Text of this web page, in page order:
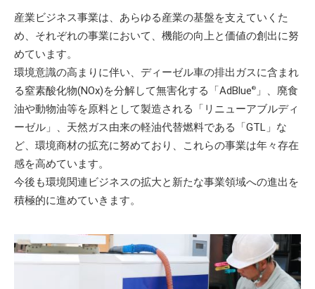
産業ビジネス事業は、あらゆる産業の基盤を支えていくた
め、それぞれの事業において、機能の向上と価値の創出に努
めています。
環境意識の高まりに伴い、ディーゼル車の排出ガスに含まれ
る窒素酸化物(NOx)を分解して無害化する「AdBlue® 」、廃食
油や動物油等を原料として製造される「リニューアブルディ
ーゼル」、天然ガス由来の軽油代替燃料である「GTL」な
ど、環境商材の拡充に努めており、これらの事業は年々存在
感を高めています。
今後も環境関連ビジネスの拡大と新たな事業領域への進出を
積極的に進めていきます。